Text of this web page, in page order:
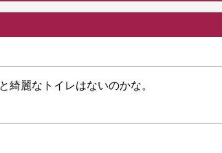
綺麗なトイレはないのかな。